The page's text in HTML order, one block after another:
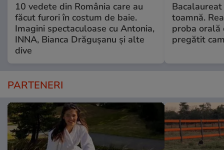
10 vedete din România care au
făcut furori în costum de baie.
Imagini spectaculoase cu Antonia,
INNA, Bianca Drăgușanu și alte
dive
toamnă.
proba orală
pregătit
PARTENERI